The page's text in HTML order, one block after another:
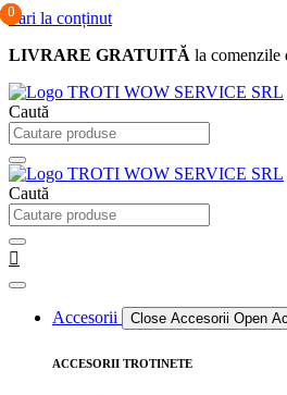
Sari la conținut
LIVRARE GRATUITĂ la comenzile
0
Caută
Caută
0
0
Accesorii Close Accesorii Open
ACCESORII TROTINETE